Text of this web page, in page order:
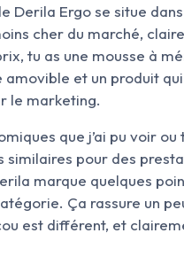
Derila Ergo se situe
cher du marché,
tu as une mousse à
et un produit
le marketing.
que j’ai pu voir
pour des
marque quelques
Ça rassure un
est différent, et